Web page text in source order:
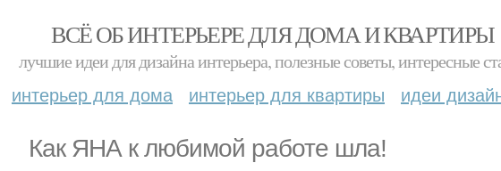
ВСЁ ОБ ИНТЕРЬЕРЕ ДЛЯ ДОМА И КВАРТИРЫ
лучшие идеи для дизайна интерьера, полезные советы, интересные
интерьер для дома интерьер для квартиры идеи
Как ЯНА к любимой работе шла!